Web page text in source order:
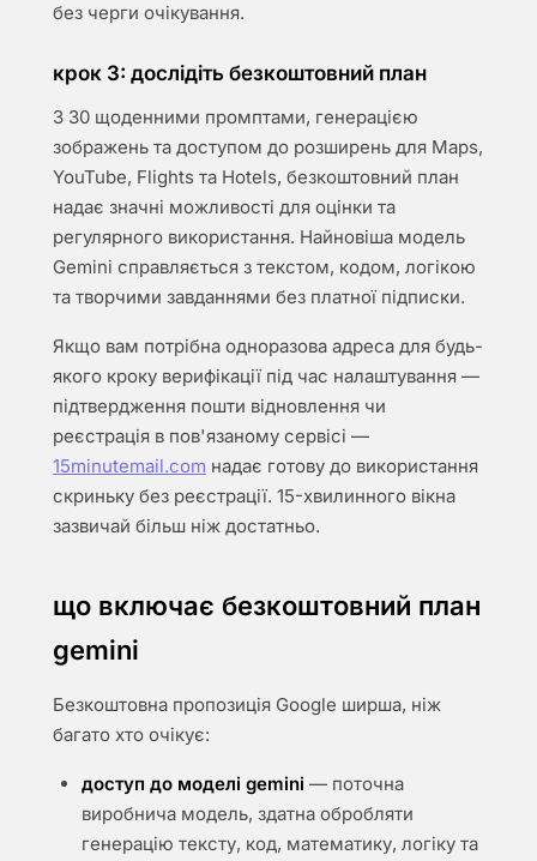
без черги очікування.
крок 3: дослідіть безкоштовний план
З 30 щоденними промптами, генерацією
зображень та доступом до розширень для Maps,
YouTube, Flights та Hotels, безкоштовний план
надає значні можливості для оцінки та
регулярного використання. Найновіша модель
Gemini справляється з текстом, кодом, логікою
та творчими завданнями без платної підписки.
Якщо вам потрібна одноразова адреса для будь-
якого кроку верифікації під час налаштування —
підтвердження пошти відновлення чи
реєстрація в пов'язаному сервісі —
15minutemail.com надає готову до використання
скриньку без реєстрації. 15-хвилинного вікна
зазвичай більш ніж достатньо.
що включає безкоштовний план
gemini
Безкоштовна пропозиція Google ширша, ніж
багато хто очікує:
доступ до моделі gemini — поточна
виробнича модель, здатна обробляти
генерацію тексту, код, математику, логіку та